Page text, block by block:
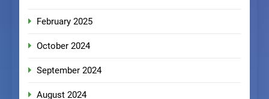
February 2025
October 2024
September 2024
August 2024